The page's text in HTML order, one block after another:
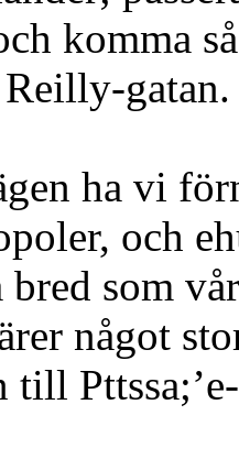
komma
gatan.
ha vi
och
bred som
något
till